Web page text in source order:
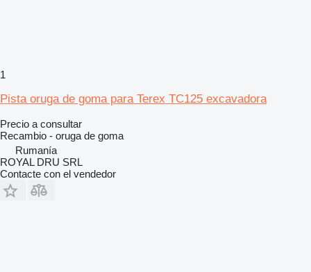
1
Pista oruga de goma para Terex TC125 excavadora
Precio a consultar
Recambio - oruga de goma
Rumanía
ROYAL DRU SRL
Contacte con el vendedor